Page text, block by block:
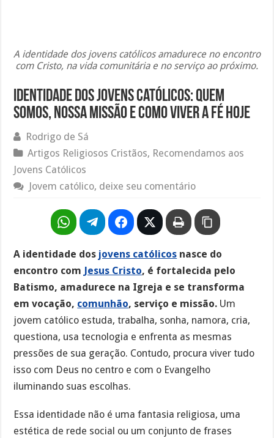
A identidade dos jovens católicos amadurece no encontro
com Cristo, na vida comunitária e no serviço ao próximo.
Identidade dos Jovens Católicos: Quem
Somos, Nossa Missão e Como Viver a Fé Hoje
Rodrigo de Sá
Artigos Religiosos Cristãos, Recomendamos aos
Jovens Católicos
Jovem católico, deixe seu comentário
A identidade dos jovens católicos nasce do
encontro com Jesus Cristo, é fortalecida pelo
Batismo, amadurece na Igreja e se transforma
em vocação, comunhão, serviço e missão. Um
jovem católico estuda, trabalha, sonha, namora, cria,
questiona, usa tecnologia e enfrenta as mesmas
pressões de sua geração. Contudo, procura viver tudo
isso com Deus no centro e com o Evangelho
iluminando suas escolhas.
Essa identidade não é uma fantasia religiosa, uma
estética de rede social ou um conjunto de frases